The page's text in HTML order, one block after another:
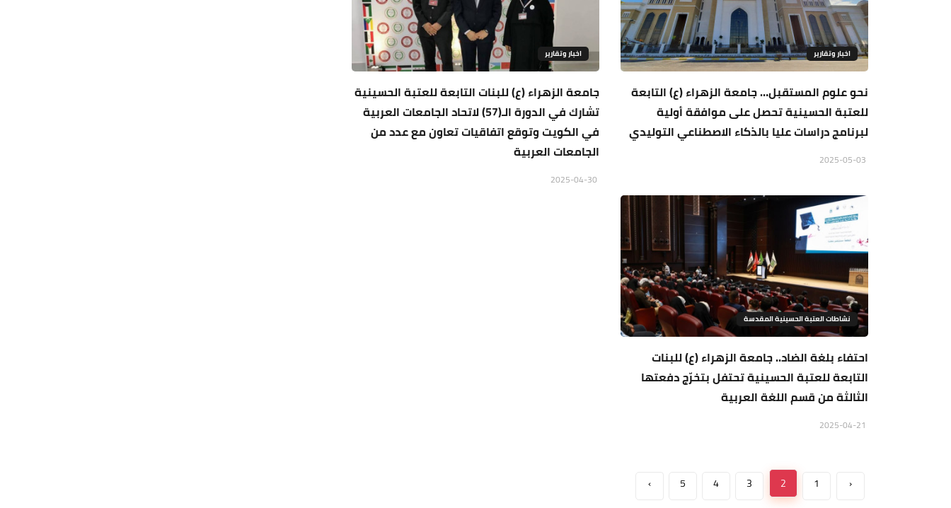
اخبار وتقارير
نحو علوم المستقبل… جامعة الزهراء (ع) التابعة
للعتبة الحسينية تحصل على موافقة أولية
لبرنامج دراسات عليا بالذكاء الاصطناعي التوليدي
اخبار وتقارير
جامعة الزهراء (ع) للبنات التابعة للعتبة الحسينية
تشارك في الدورة الـ(57) لاتحاد الجامعات العربية
في الكويت وتوقع اتفاقيات تعاون مع عدد من
الجامعات العربية
نشاطات العتبة الحسينية المقدسة
احتفاء بلغة الضاد.. جامعة الزهراء (ع) للبنات
التابعة للعتبة الحسينية تحتفل بتخرّج دفعتها
الثالثة من قسم اللغة العربية
‹
1
2
3
4
5
›